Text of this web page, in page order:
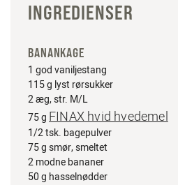
INGREDIENSER
BANANKAGE
1 god vaniljestang
115 g lyst rørsukker
2 æg, str. M/L
75 g FINAX hvid hvedemel
1/2 tsk. bagepulver
75 g smør, smeltet
2 modne bananer
50 g hasselnødder